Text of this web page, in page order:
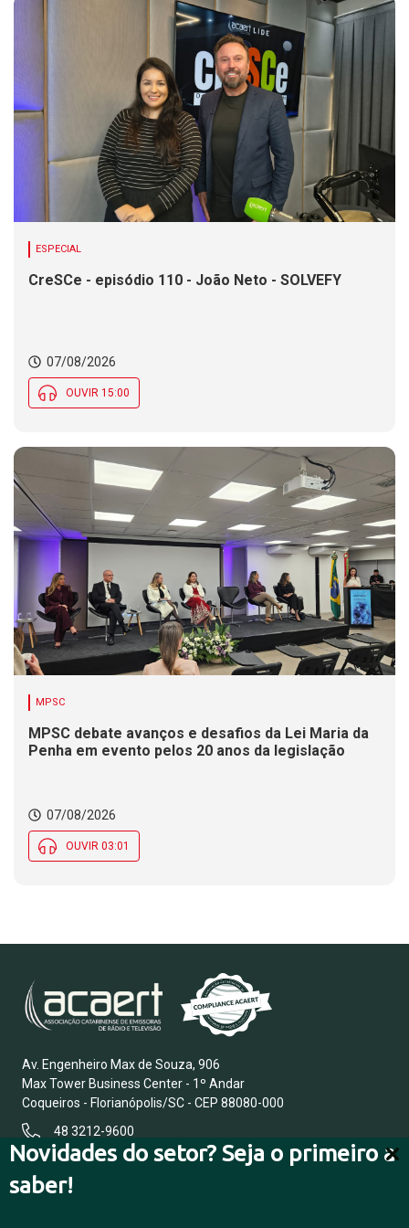
Novidades do setor? Seja o primeiro a
saber!
ESPECIAL
CreSCe - episódio 110 - João Neto - SOLVEFY
07/08/2026
OUVIR 15:00
MPSC
MPSC debate avanços e desafios da Lei Maria da
Penha em evento pelos 20 anos da legislação
07/08/2026
OUVIR 03:01
Av. Engenheiro Max de Souza, 906
Max Tower Business Center - 1º Andar
Coqueiros - Florianópolis/SC - CEP 88080-000
48 3212-9600
FALE CONOSCO